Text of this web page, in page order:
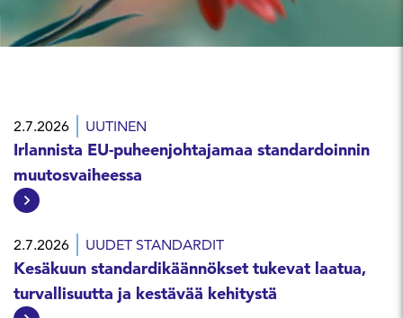
2.7.2026 UUTINEN
Irlannista EU-puheenjohtajamaa standardoinnin
muutosvaiheessa
2.7.2026 UUDET STANDARDIT
Kesäkuun standardikäännökset tukevat laatua,
turvallisuutta ja kestävää kehitystä